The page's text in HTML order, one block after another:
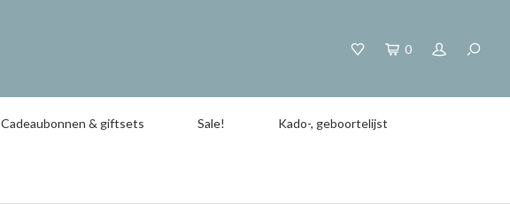
0
Cadeaubonnen & giftsets Sale! Kado-, geboortelijst